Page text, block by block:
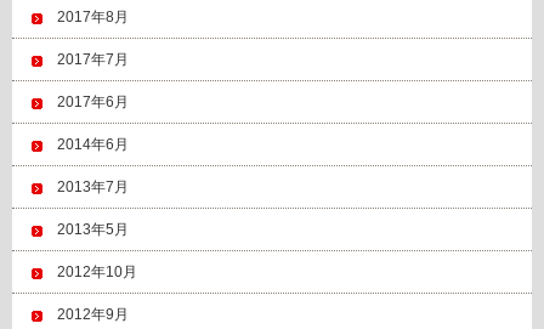
2017年8月
2017年7月
2017年6月
2014年6月
2013年7月
2013年5月
2012年10月
2012年9月